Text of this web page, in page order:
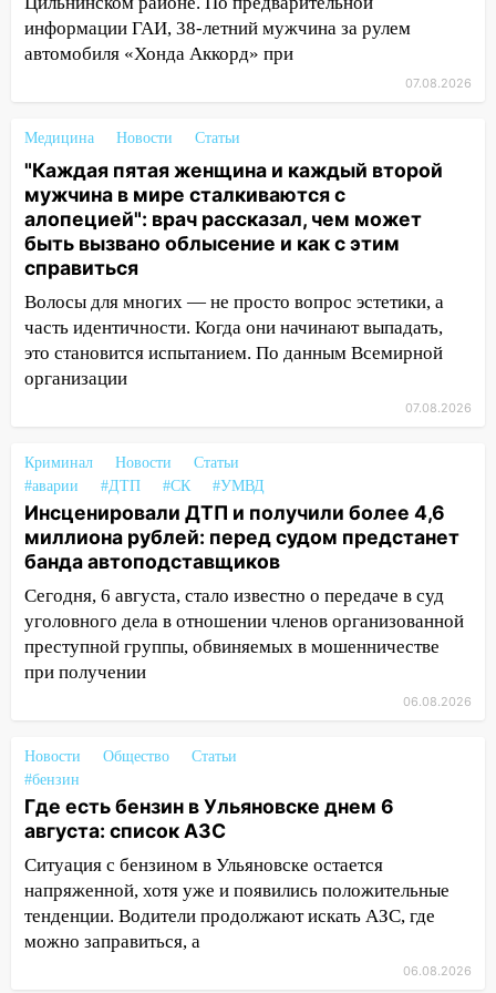
и шквал до 27 м/с
12:31 Ульяновец хотел купить иномарку
из Европы и потерял 760 тысяч рублей
столкнулись «Лада» и Chevrolet:
пострадал 14-летний подросток
12:00 Где есть бензин в Ульяновске 7
августа: список АЗС
11:50 Заснул рядом с ребёнком и
случайно задушил его: суд вынес
приговор
11:38 В Ленинском районе пожар
полностью уничтожил дачный дом и
11:38
В Госдуме предложили отменить
ЕГЭ с 2027 года
11:25 В Ульяновске ИИ будет выявлять
нарушителей на контейнерных
площадках
11:20 Ульяновская шахматистка
Валерия Клейменова выиграла два
золота в составе сборной мира
В Ульяновске открыли памятную
10:40
В Ульяновске спасатели ночью
нашли потерявшегося в заброшенных
садах 79-летнего мужчину
10:26
На нескольких улицах Ульяновска
временно отключили холодную воду
10:14 В Ульяновске двоих участников
коррупционной схемы при ЦГКБ
информации ГАИ, 38-летний мужчина за рулем
автомобиля «Хонда Аккорд» при
07.08.2026
Медицина Новости Статьи
"Каждая пятая женщина и каждый второй
мужчина в мире сталкиваются с
алопецией": врач рассказал, чем может
быть вызвано облысение и как с этим
справиться
Волосы для многих — не просто вопрос эстетики, а
часть идентичности. Когда они начинают выпадать,
это становится испытанием. По данным Всемирной
организации
07.08.2026
Криминал Новости
Статьи
#аварии
#ДТП #СК #УМВД
Инсценировали ДТП и получили более 4,6
миллиона рублей: перед судом предстанет
банда автоподставщиков
Сегодня, 6 августа, стало известно о передаче в суд
уголовного дела в отношении членов организованной
преступной группы, обвиняемых в мошенничестве
при получении
06.08.2026
Новости Общество
Статьи
#бензин
Где есть бензин в Ульяновске днем 6
августа: список АЗС
Ситуация с бензином в Ульяновске остается
напряженной, хотя уже и появились положительные
тенденции. Водители продолжают искать АЗС, где
можно заправиться, а
06.08.2026